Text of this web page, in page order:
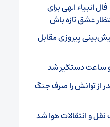
انبیاء الهی برای
عشق تازه باش
پیروزی مقابل
ساعت دستگیر شد
از توانش را صرف جنگ
نقل و انتقالات هوا شد